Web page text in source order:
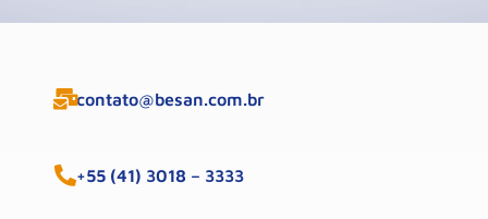
contato@besan.com.br
+55 (41) 3018 – 3333